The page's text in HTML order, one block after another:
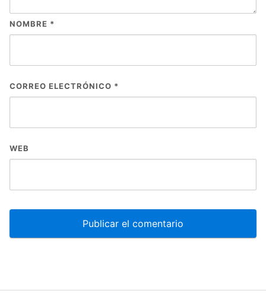
NOMBRE *
CORREO ELECTRÓNICO *
WEB